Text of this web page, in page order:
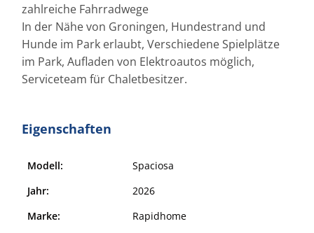
zahlreiche Fahrradwege
In der Nähe von Groningen, Hundestrand und
Hunde im Park erlaubt, Verschiedene Spielplätze
im Park, Aufladen von Elektroautos möglich,
Serviceteam für Chaletbesitzer.
Eigenschaften
Modell:
Spaciosa
Jahr:
2026
Marke:
Rapidhome